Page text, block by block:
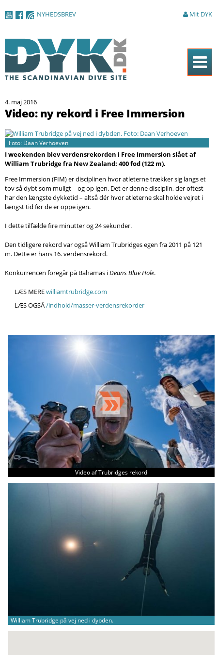
NYHEDSBREV Mit DYK
Magasinet
Artikler
DYK Guiden
Shop
Om DYK
Søg
4. maj 2016
Video: ny rekord i Free Immersion
Foto: Daan Verhoeven
I weekenden blev verdensrekorden i Free Immersion slået af
William Trubridge fra New Zealand: 400 fod (122 m).
Free Immersion (FIM) er disciplinen hvor atleterne trækker sig langs et
tov så dybt som muligt – og op igen. Det er denne disciplin, der oftest
har den længste dykketid – altså dér hvor atleterne skal holde vejret i
længst tid før de er oppe igen.
I dette tilfælde fire minutter og 24 sekunder.
Den tidligere rekord var også William Trubridges egen fra 2011 på 121
m. Dette er hans 16. verdensrekord.
Konkurrencen foregår på Bahamas iDeans Blue Hole.
LÆS MEREwilliamtrubridge.com
LÆS OGSÅ/indhold/masser-verdensrekorder
Video af Trubridges rekord
William Trubridge på vej ned i dybden.